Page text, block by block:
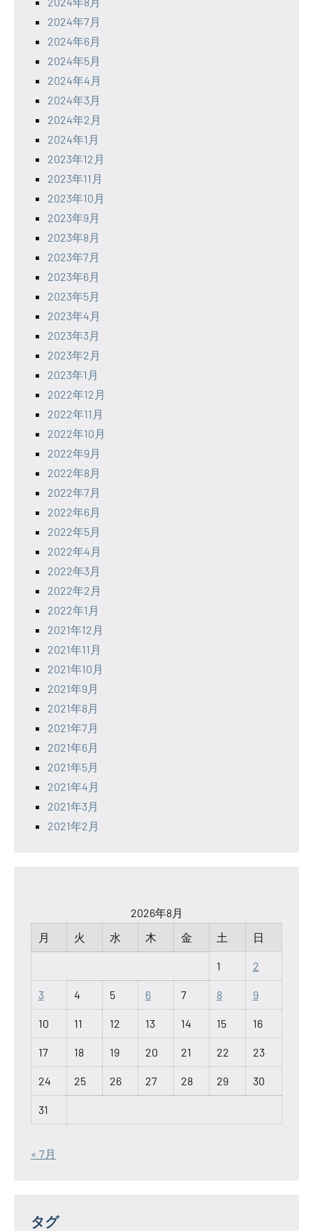
2024年7月
2024年6月
2024年5月
2024年4月
2024年3月
2024年2月
2024年1月
2023年12月
2023年11月
2023年10月
2023年9月
2023年8月
2023年7月
2023年6月
2023年5月
2023年4月
2023年3月
2023年2月
2023年1月
2022年12月
2022年11月
2022年10月
2022年9月
2022年8月
2022年7月
2022年6月
2022年5月
2022年4月
2022年3月
2022年2月
2022年1月
2021年12月
2021年11月
2021年10月
2021年9月
2021年8月
2021年7月
2021年6月
2021年5月
2021年4月
2021年3月
2021年2月
2026年8月
月
火 水 木 金 土 日
1 2
3 4 5 6 7 8 9
10 11 12 13 14 15 16
17 18 19 20 21 22 23
24 25 26 27 28 29 30
31
« 7月
タグ